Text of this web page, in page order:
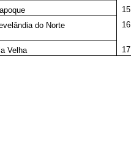
15
do Norte 16
Velha 17